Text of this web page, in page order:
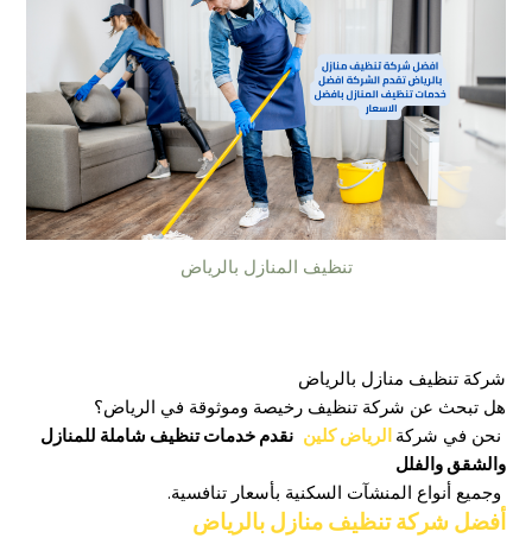
تنظيف المنازل بالرياض
شركة تنظيف منازل بالرياض
هل تبحث عن شركة تنظيف رخيصة وموثوقة في الرياض؟
نحن في شركة الرياض كلين نقدم خدمات تنظيف شاملة للمنازل
والشقق والفلل
وجميع أنواع المنشآت السكنية بأسعار تنافسية.
أفضل شركة تنظيف منازل بالرياض